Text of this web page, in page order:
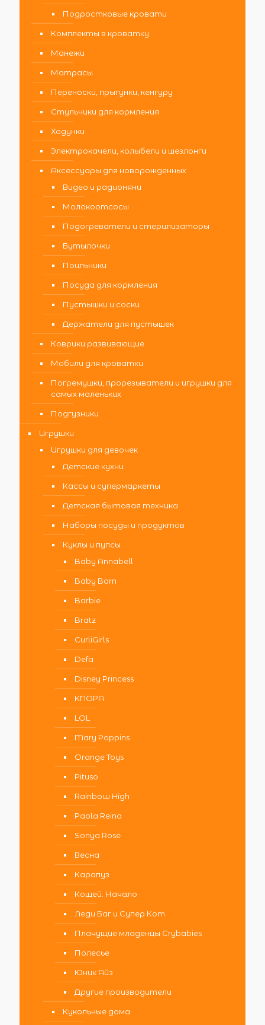
Подростковые кровати
Комплекты в кроватку
Манежи
Матрасы
Переноски, прыгунки, кенгуру
Стульчики для кормления
Ходунки
Электрокачели, колыбели и шезлонги
Аксессуары для новорожденных
Видео и радионяни
Молокоотсосы
Подогреватели и стерилизаторы
Бутылочки
Поильники
Посуда для кормления
Пустышки и соски
Держатели для пустышек
Коврики развивающие
Мобили для кроватки
Погремушки, прорезыватели и игрушки для
самых маленьких
Подгузники
Игрушки
Игрушки для девочек
Детские кухни
Кассы и супермаркеты
Детская бытовая техника
Наборы посуды и продуктов
Куклы и пупсы
Baby Annabell
Baby Born
Barbie
Bratz
CurliGirls
Defa
Disney Princess
KNOPA
LOL
Mary Poppins
Orange Toys
Pituso
Rainbow High
Paola Reina
Sonya Rose
Весна
Карапуз
Кощей. Начало
Леди Баг и Супер Кот
Плачущие младенцы Crybabies
Полесье
Юник Айз
Другие производители
Кукольные дома